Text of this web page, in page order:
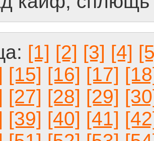
[1] [2] [3] [4]
[15] [16] [17]
[27] [28] [29]
[39] [40] [41]